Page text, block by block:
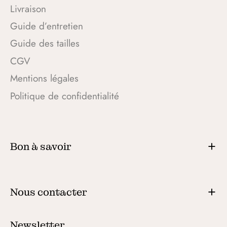
Livraison
Guide d’entretien
Guide des tailles
CGV
Mentions légales
Politique de confidentialité
Bon à savoir
Nous contacter